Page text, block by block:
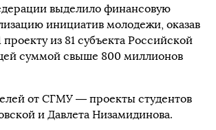
выделило финансовую
инициатив молодежи, оказав
из 81 субъекта Российской
суммой свыше 800 миллионов
от СГМУ — проекты студентов
и Давлета Низамидинова.